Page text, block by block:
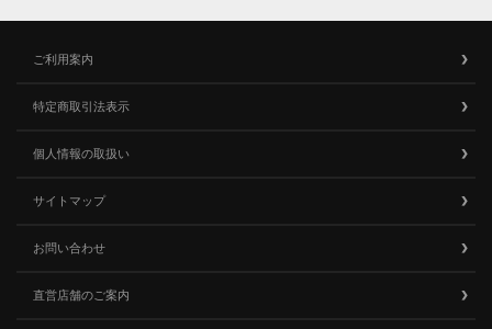
ご利用案内
特定商取引法表示
個人情報の取扱い
サイトマップ
お問い合わせ
直営店舗のご案内